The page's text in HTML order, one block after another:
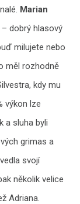
Marian
dobrý hlasový
milujete nebo
měl rozhodně
kdy mu
výkon lze
a sluha byli
grimas a
svojí
několik velice
Adriana.